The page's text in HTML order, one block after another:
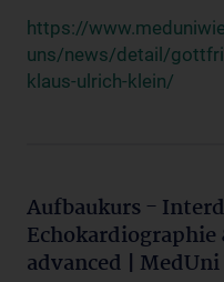
https://
uns/news/detail/
klaus-ulrich-klein/
Aufbaukurs -
advanced |